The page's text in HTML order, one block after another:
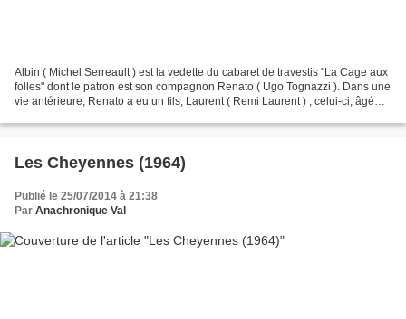
Albin ( Michel Serreault ) est la vedette du cabaret de travestis "La Cage aux
folles" dont le patron est son compagnon Renato ( Ugo Tognazzi ). Dans une
vie antérieure, Renato a eu un fils, Laurent ( Remi Laurent ) ; celui-ci, âgé
Les Cheyennes (1964)
Publié le 25/07/2014 à 21:38
Par Anachronique Val